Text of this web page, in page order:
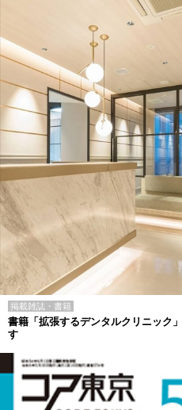
掲載雑誌・書籍
書籍「拡張するデンタルクリニック
す